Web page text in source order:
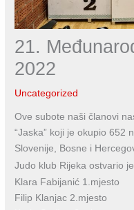
21.
2022
Uncategorized
Ove subote naši članovi
“Jaska” koji je okupio 652
Slovenije, Bosne i
Judo klub Rijeka ostvario
Klara Fabijanić 1.mjesto
Filip Klanjac 2.mjesto